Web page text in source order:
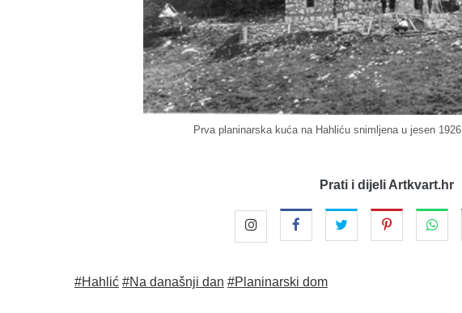
Prva planinarska kuća na Hahliću snimljena u jesen
Prati i dijeli Artkvart.hr
#Hahlić #Na današnji dan #Planinarski dom